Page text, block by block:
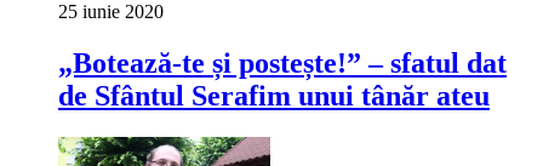
25 iunie 2020
„Botează-te și postește!” – sfatul dat
de Sfântul Serafim unui tânăr ateu